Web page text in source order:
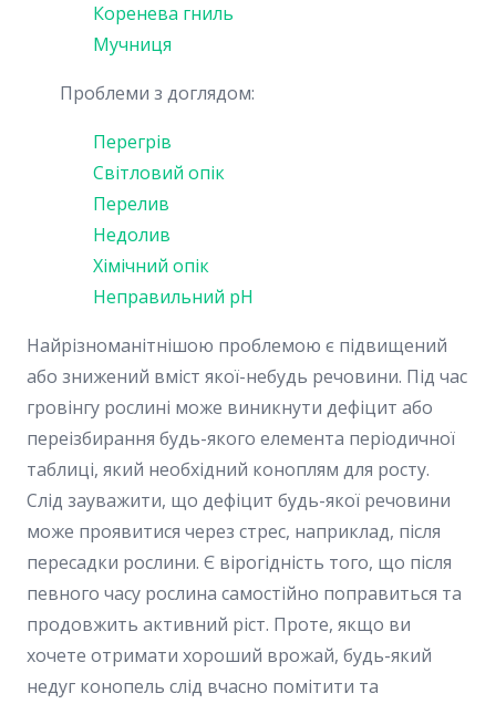
Коренева гниль
Мучниця
Проблеми з доглядом:
Перегрів
Світловий опік
Перелив
Недолив
Хімічний опік
Неправильний pH
Найрізноманітнішою проблемою є підвищений
або знижений вміст якої-небудь речовини. Під час
гровінгу рослині може виникнути дефіцит або
переізбирання будь-якого елемента періодичної
таблиці, який необхідний коноплям для росту.
Слід зауважити, що дефіцит будь-якої речовини
може проявитися через стрес, наприклад, після
пересадки рослини. Є вірогідність того, що після
певного часу рослина самостійно поправиться та
продовжить активний ріст. Проте, якщо ви
хочете отримати хороший врожай, будь-який
недуг конопель слід вчасно помітити та